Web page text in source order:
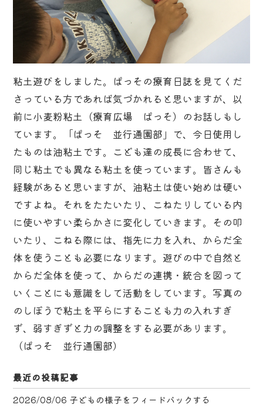
粘土遊びをしました。ぱっその療育日誌を見てくだ
さっている方であれば気づかれると思いますが、以
前に小麦粉粘土（療育広場 ぱっそ）のお話しもし
ています。「ぱっそ 並行通園部」で、今日使用し
たものは油粘土です。こども達の成長に合わせて、
同じ粘土でも異なる粘土を使っています。皆さんも
経験があると思いますが、油粘土は使い始めは硬い
ですよね。それをたたいたり、こねたりしている内
に使いやすい柔らかさに変化していきます。その叩
いたり、こねる際には、指先に力を入れ、からだ全
体を使うことも必要になります。遊びの中で自然と
からだ全体を使って、からだの連携・統合を図って
いくことにも意識をして活動をしています。写真の
のしぼうで粘土を平らにすることも力の入れすぎ
ず、弱すぎずと力の調整をする必要があります。
（ぱっそ 並行通園部）
最近の投稿記事
2026/08/06 子どもの様子をフィードバックする